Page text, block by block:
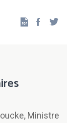
Ministre